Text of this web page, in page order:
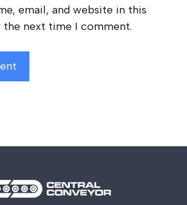
email, and website in this
next time I comment.